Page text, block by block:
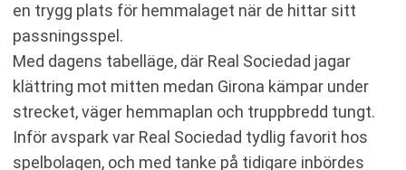
en trygg plats för hemmalaget när de hittar sitt
passningsspel.
Med dagens tabelläge, där Real Sociedad jagar
klättring mot mitten medan Girona kämpar under
strecket, väger hemmaplan och truppbredd tungt.
Inför avspark var Real Sociedad tydlig favorit hos
spelbolagen, och med tanke på tidigare inbördes